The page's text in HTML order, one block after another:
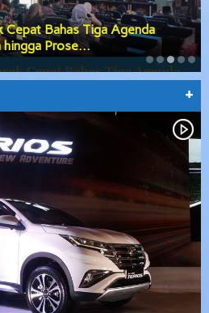
Cepat Bahas Tiga Agenda
hingga Prose…
+